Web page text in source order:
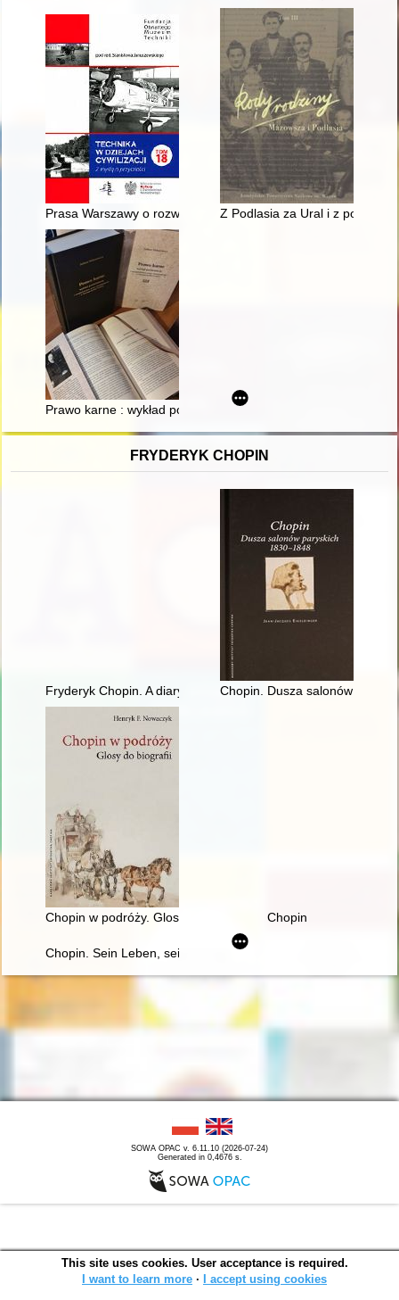
Prasa Warszawy o rozwoju kowalstwa artystycznego i
Z Podlasia za Ural i z powrotem
Prawo karne : wykład porównawczy z uwzględnieniem prawa
FRYDERYK CHOPIN
Fryderyk Chopin. A diary in images. Original idea and text by
Chopin. Dusza salonów
Chopin w podróży. Glosy do biografii Chopin
Chopin. Sein Leben, sein Werk, seine Zeit
SOWA OPAC v. 6.11.10 (2026-07-24)
Generated in 0,4676 s.
This site uses cookies. User acceptance is required.
I want to learn more ∙ I accept using cookies